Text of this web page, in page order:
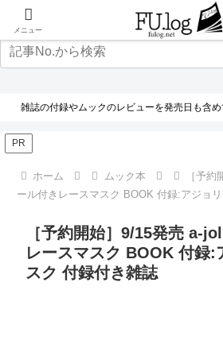
雑誌の付録やムックのレビューを発売日も含
PR
ホーム ムック本
［予
ール付きレースマスク BOOK 付録:アジョ
［予約開始］9/15発売 a-
レースマスク BOOK 付録:
スク 付録付き雑誌
メニュー